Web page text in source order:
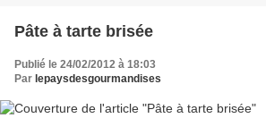
Pâte à tarte brisée
Publié le 24/02/2012 à 18:03
Par lepaysdesgourmandises